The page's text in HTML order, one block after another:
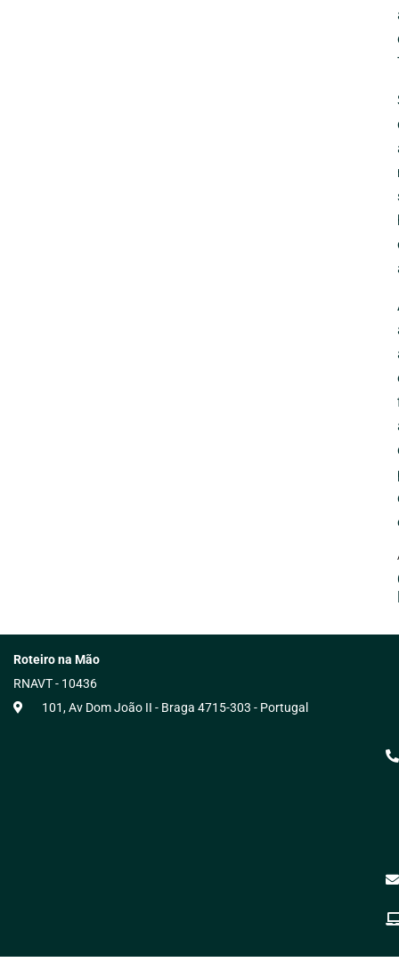
Roteiro na Mão
RNAVT - 10436
101, Av Dom João II - Braga 4715-303 - Portugal